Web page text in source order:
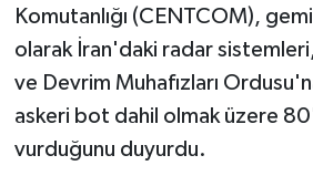
Komutanlığı (CENTCOM), gemi
olarak İran'daki radar
ve Devrim Muhafızları
askeri bot dahil olmak üzere
vurduğunu duyurdu.